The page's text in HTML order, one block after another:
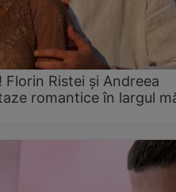
Ristei și Andreea
romantice în largul